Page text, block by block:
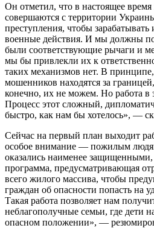
Он отметил, что в настоящее
совершаются с территории
преступления, чтобы
военные действия. И мы должны
были соответствующие рычаги и
мы бы привлекли их к
таких механизмов нет. В принципе,
мошенников находятся за
конечно, их не можем. Но работа в
Процесс этот сложный,
быстро, как нам бы хотелось», —
Сейчас на первый план выходит
особое внимание — пожилым
оказались наименее защищенными,
программа, предусматривающая
всего жилого массива, чтобы
граждан об опасности попасть на
Такая работа позволяет нам
неблагополучные семьи, где дети
опасном положении», —